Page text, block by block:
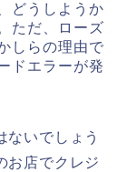
どうしようか
ただ、ローズ
しらの理由で
ドエラーが発
ないでしょう
お店でクレジ